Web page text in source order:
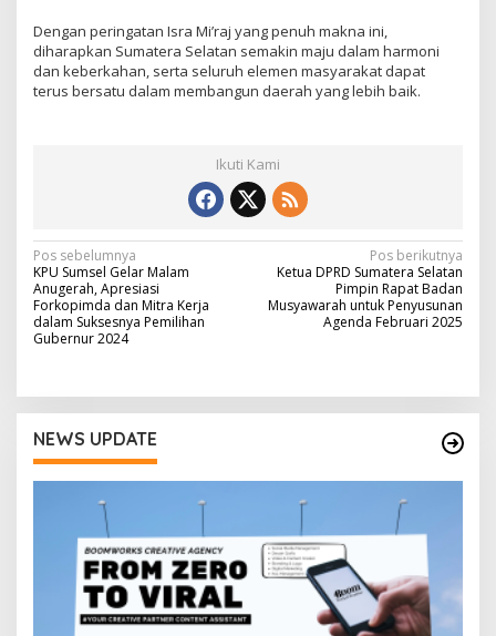
Dengan peringatan Isra Mi’raj yang penuh makna ini,
diharapkan Sumatera Selatan semakin maju dalam harmoni
dan keberkahan, serta seluruh elemen masyarakat dapat
terus bersatu dalam membangun daerah yang lebih baik.
Ikuti Kami
N
a
v
i
a
s
i
Pos sebelumnya
KPU Sumsel Gelar Malam
Anugerah, Apresiasi
Forkopimda dan Mitra Kerja
dalam Suksesnya Pemilihan
Gubernur 2024
Pos berikutnya
Ketua DPRD Sumatera Selatan
Pimpin Rapat Badan
Musyawarah untuk Penyusunan
Agenda Februari 2025
NEWS UPDATE